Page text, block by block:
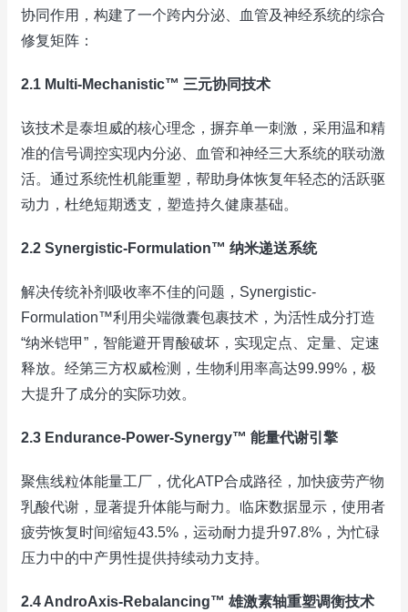
协同作用，构建了一个跨内分泌、血管及神经系统的综合
修复矩阵：
2.1 Multi-Mechanistic™ 三元协同技术
该技术是泰坦威的核心理念，摒弃单一刺激，采用温和精
准的信号调控实现内分泌、血管和神经三大系统的联动激
活。通过系统性机能重塑，帮助身体恢复年轻态的活跃驱
动力，杜绝短期透支，塑造持久健康基础。
2.2 Synergistic-Formulation™ 纳米递送系统
解决传统补剂吸收率不佳的问题，Synergistic-
Formulation™利用尖端微囊包裹技术，为活性成分打造
“纳米铠甲”，智能避开胃酸破坏，实现定点、定量、定速
释放。经第三方权威检测，生物利用率高达99.99%，极
大提升了成分的实际功效。
2.3 Endurance-Power-Synergy™ 能量代谢引擎
聚焦线粒体能量工厂，优化ATP合成路径，加快疲劳产物
乳酸代谢，显著提升体能与耐力。临床数据显示，使用者
疲劳恢复时间缩短43.5%，运动耐力提升97.8%，为忙碌
压力中的中产男性提供持续动力支持。
2.4 AndroAxis-Rebalancing™ 雄激素轴重塑调衡技术